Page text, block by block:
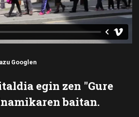
Googlen
egin zen "Gure
baitan.